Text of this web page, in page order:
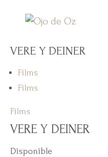
VERE Y DEINER
Films
Films
Films
VERE Y DEINER
Disponible